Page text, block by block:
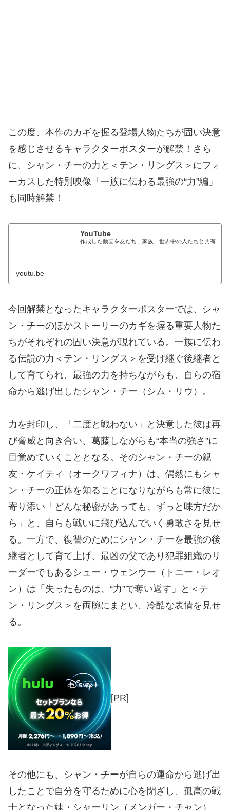
この度、本作のカギを握る登場人物たちが固い決意
を感じさせるキャラクターポスターが解禁！さら
に、シャン・チーの力と＜テン・リングス＞にフォ
ーカスした特別映像「一族に伝わる最強の“力”編」
も同時解禁！
YouTube
作成した動画を友だち、家族、世界中の人たちと共有
youtu.be
今回解禁となったキャラクターポスターでは、シャ
ン・チーのほかストーリーのカギを握る重要人物た
ちがそれぞれの固い決意が現れている。一族に伝わ
る伝説の力＜テン・リングス＞を受け継ぐ後継者と
して育てられ、最強の力を持ちながらも、自らの宿
命から逃げ出したシャン・チー（シム・リウ）。
力を封印し、「二度と戦わない」と決意した彼は再
び脅威と向き合い、葛藤しながらも“本当の強さ”に
目覚めていくこととなる。そのシャン・チーの親
友・ケイティ（オークワフィナ）は、偶然にもシャ
ン・チーの正体を知ることになりながらも常に彼に
寄り添い「どんな秘密があっても、ずっと味方だか
ら」と、自らも戦いに飛び込んでいく勇敢さを見せ
る。一方で、復讐のためにシャン・チーを最強の後
継者として育て上げ、最凶の父であり犯罪組織のリ
ーダーでもあるシュー・ウェンウー（トニー・レオ
ン）は「失ったものは、“力”で奪い返す」と＜テ
ン・リングス＞を両腕にまとい、冷酷な表情を見せ
る。
[PR]
その他にも、シャン・チーが自らの運命から逃げ出
したことで自分を守るために心を閉ざし、孤高の戦
士となった妹・シャーリン（メンガー・チャン）、